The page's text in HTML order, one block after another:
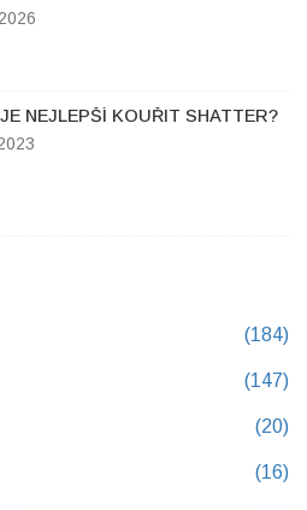
NEJLEPŠÍ KOUŘIT SHATTER?
(184)
(147)
(20)
(16)